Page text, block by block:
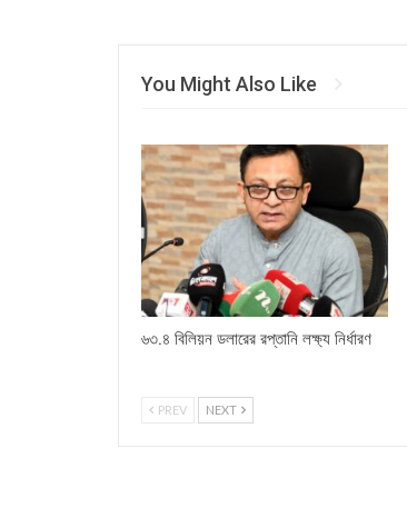
You Might Also Like
৬৩.৪ বিলিয়ন ডলারের রপ্তানি লক্ষ্য নির্ধারণ
PREV NEXT